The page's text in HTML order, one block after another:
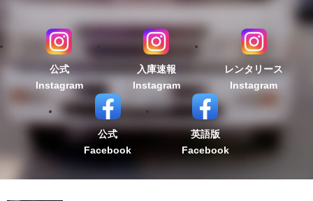
公式
Instagram
入庫速報
Instagram
レンタリース
Instagram
公式
Facebook
英語版
Facebook